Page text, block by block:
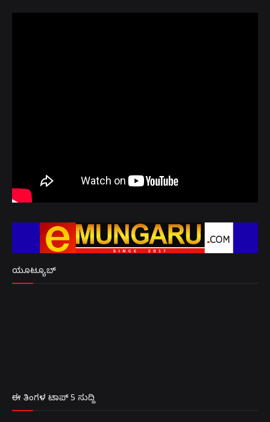
ಯೂಟ್ಯೂಬ್
ಈ ತಿಂಗಳ ಟಾಪ್ 5 ಸುದ್ದಿ